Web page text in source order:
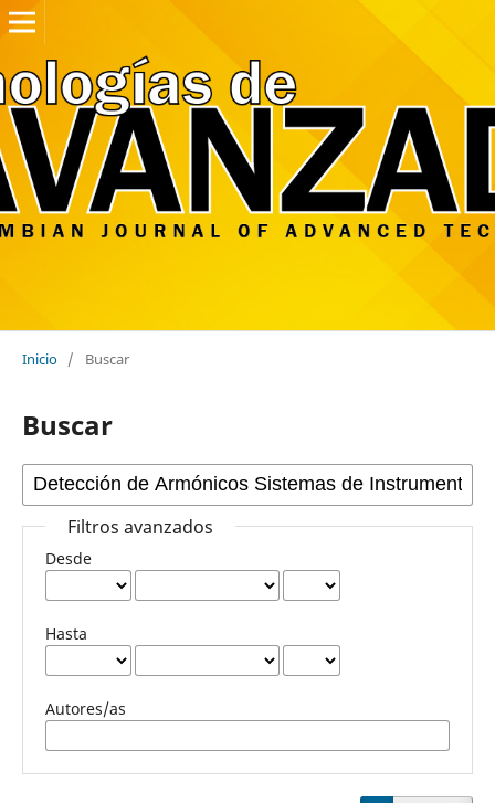
Inicio / Buscar
Buscar
Filtros avanzados
Desde
Hasta
Autores/as